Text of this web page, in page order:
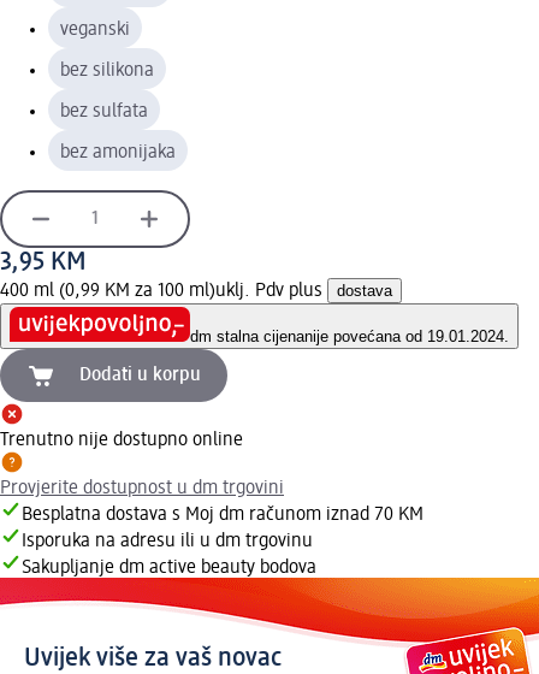
veganski
bez silikona
bez sulfata
bez amonijaka
3,95 KM
400 ml (0,99 KM za 100 ml)uklj. Pdv plus dostava
dm stalna cijenanije povećana od 19.01.2024.
Dodati u korpu
Trenutno nije dostupno online
Provjerite dostupnost u dm trgovini
Besplatna dostava s Moj dm računom iznad 70 KM
Isporuka na adresu ili u dm trgovinu
Sakupljanje dm active beauty bodova
Uvijek više za vaš novac